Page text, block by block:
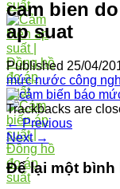
cam bien
ap suat
Published 25/04/
mức nước công
Trackbacks are
←Previous
Next →
Để lại một bình